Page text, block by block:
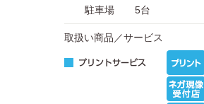
駐車場
5台
取扱い商品／サービス